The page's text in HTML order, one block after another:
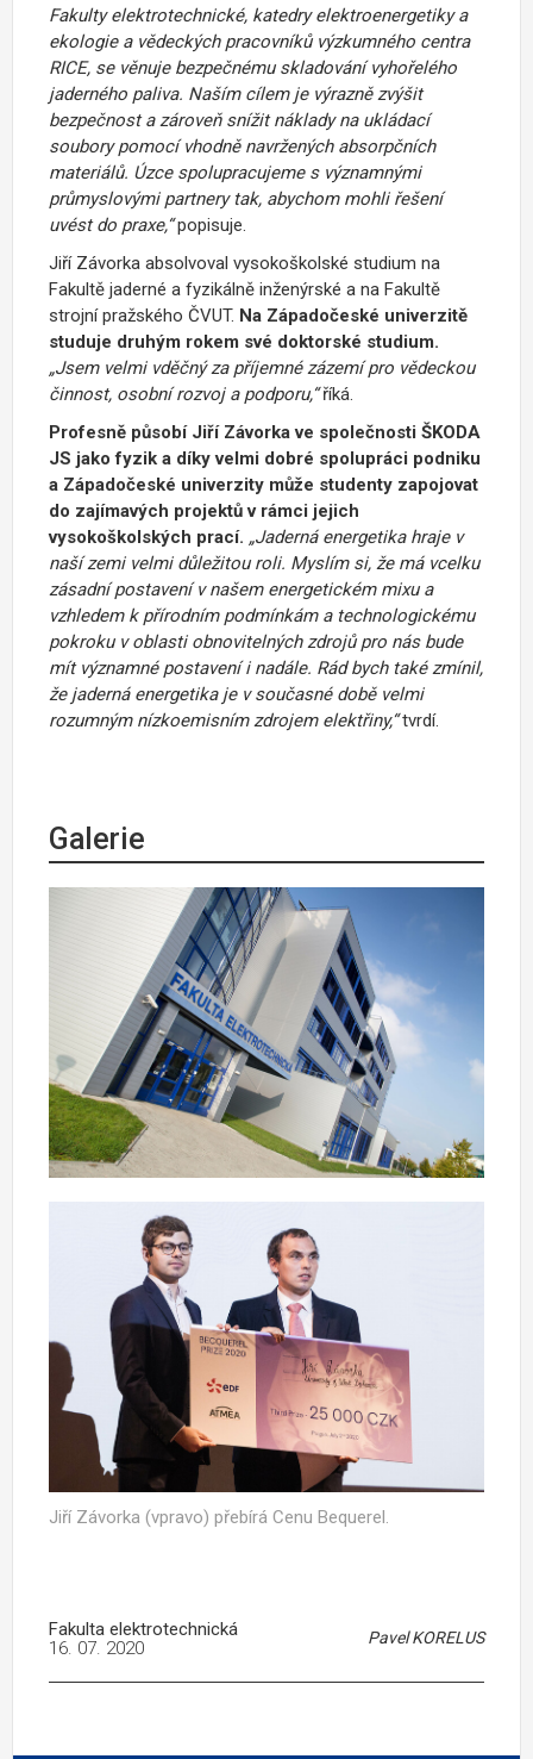
Fakulty elektrotechnické, katedry elektroenergetiky a
ekologie a vědeckých pracovníků výzkumného centra
RICE, se věnuje bezpečnému skladování vyhořelého
jaderného paliva. Naším cílem je výrazně zvýšit
bezpečnost a zároveň snížit náklady na ukládací
soubory pomocí vhodně navržených absorpčních
materiálů. Úzce spolupracujeme s významnými
průmyslovými partnery tak, abychom mohli řešení
uvést do praxe,“popisuje.
Jiří Závorka absolvoval vysokoškolské studium na
Fakultě jaderné a fyzikálně inženýrské a na Fakultě
strojní pražského ČVUT. Na Západočeské univerzitě
studuje druhým rokem své doktorské studium.
„Jsem velmi vděčný za příjemné zázemí pro vědeckou
činnost, osobní rozvoj a podporu,“říká.
Profesně působí Jiří Závorka ve společnosti ŠKODA
JS jako fyzik a díky velmi dobré spolupráci podniku
a Západočeské univerzity může studenty zapojovat
do zajímavých projektů v rámci jejich
vysokoškolských prací. „Jaderná energetika hraje v
naší zemi velmi důležitou roli. Myslím si, že má vcelku
zásadní postavení v našem energetickém mixu a
vzhledem k přírodním podmínkám a technologickému
pokroku v oblasti obnovitelných zdrojů pro nás bude
mít významné postavení i nadále. Rád bych také zmínil,
že jaderná energetika je v současné době velmi
rozumným nízkoemisním zdrojem elektřiny,“tvrdí.
Galerie
Jiří Závorka (vpravo) přebírá Cenu Bequerel.
Fakulta elektrotechnická Pavel KORELUS
16. 07. 2020